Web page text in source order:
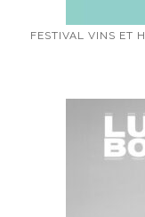
FESTIVAL VINS ET